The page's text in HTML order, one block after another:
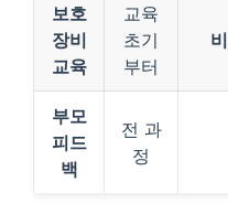
보호
장비
교육
교육
초기
부터
부모
피드
백
전 과
정